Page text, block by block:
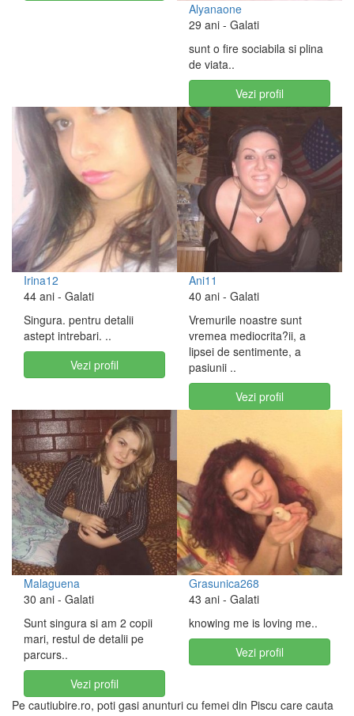
Alyanaone
29 ani - Galati
sunt o fire sociabila si plina
de viata..
Vezi profil
Irina12
44 ani - Galati
Singura. pentru detalii
astept intrebari. ..
Vezi profil
Ani11
40 ani - Galati
Vremurile noastre sunt
vremea mediocrita?ii, a
lipsei de sentimente, a
pasiunii ..
Vezi profil
Malaguena
30 ani - Galati
Sunt singura si am 2 copii
mari, restul de detalii pe
parcurs..
Vezi profil
Grasunica268
43 ani - Galati
knowing me is loving me..
Vezi profil
Pe cautiubire.ro, poti gasi anunturi cu femei din Piscu care cauta